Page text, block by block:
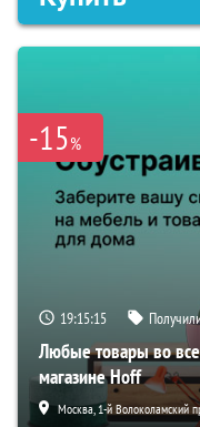
-15%
19:15:13
Любые товары во
магазине Hoff
Москва, 1-й Волоколамский